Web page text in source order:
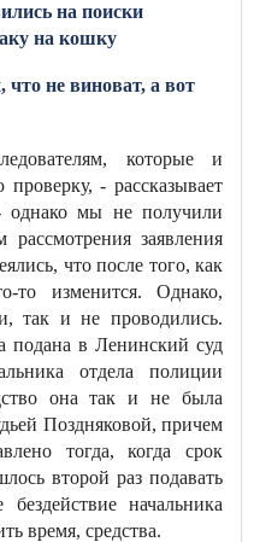
на поиски
на кошку
что не виноват, а вот
которые и
- рассказывает
однако мы не получили
рассмотрения заявления
что после того, как
изменится. Однако,
так и не проводились.
подана в Ленинский суд
отдела полиции
она так и не была
Поздняковой, причем
тогда, когда срок
второй раз подавать
начальника
время, средства.